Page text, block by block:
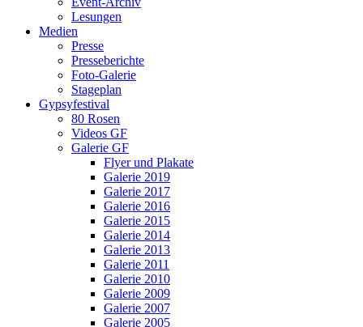
Lesungen
Medien
Presse
Presseberichte
Foto-Galerie
Stageplan
Gypsyfestival
80 Rosen
Videos GF
Galerie GF
Flyer und Plakate
Galerie 2019
Galerie 2017
Galerie 2016
Galerie 2015
Galerie 2014
Galerie 2013
Galerie 2011
Galerie 2010
Galerie 2009
Galerie 2007
Galerie 2005